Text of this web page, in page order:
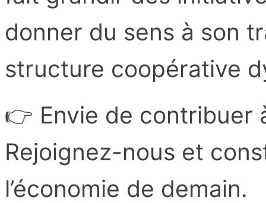
donner du sens à son
structure coopérative
👉 Envie de contribuer
Rejoignez-nous et
l’économie de demain.